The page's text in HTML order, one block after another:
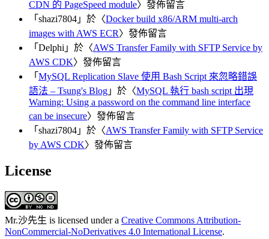
CDN 的 PageSpeed module〉發佈留言
「 shazi7804 」於〈Docker build x86/ARM multi-arch
images with AWS ECR〉發佈留言
「 Delphi 」於〈AWS Transfer Family with SFTP Service by
AWS CDK〉發佈留言
「 MySQL Replication Slave 使用 Bash Script 來忽略錯誤
語法 – Tsung's Blog 」於〈MySQL 執行 bash script 出現
Warning: Using a password on the command line interface
can be insecure〉發佈留言
「 shazi7804 」於〈AWS Transfer Family with SFTP Service
by AWS CDK〉發佈留言
License
Mr.沙先生 is licensed under a Creative Commons Attribution-
NonCommercial-NoDerivatives 4.0 International License.